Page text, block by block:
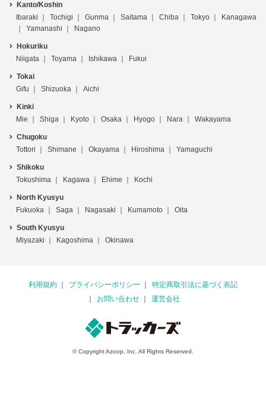
Kanto/Koshin
Ibaraki
Tochigi Gunma Saitama Chiba Tokyo
Kanagawa
Yamanashi
Nagano
Hokuriku
Niigata
Toyama Ishikawa Fukui
Tokai
Gifu
Shizuoka Aichi
Kinki
Mie
Shiga Kyoto Osaka Hyogo Nara Wakayama
Chugoku
Tottori
Shimane Okayama Hiroshima Yamaguchi
Shikoku
Tokushima
Kagawa Ehime Kochi
North Kyusyu
Fukuoka
Saga Nagasaki Kumamoto Oita
South Kyusyu
Miyazaki
Kagoshima Okinawa
利用規約 プライバシーポリシー
特定商取引法に基づく表記
お問い合わせ
運営会社
© Copyright Azoop, Inc. All Rights Reserved.